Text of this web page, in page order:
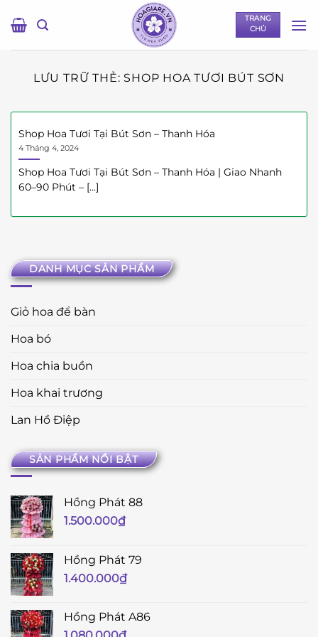
qua
TRANG
CHỦ
LƯU TRỮ THẺ: SHOP HOA TƯƠI BÚT SƠN
Shop Hoa Tươi Tại Bút Sơn – Thanh Hóa
4 Tháng 4, 2024
Shop Hoa Tươi Tại Bút Sơn – Thanh Hóa | Giao Nhanh
60–90 Phút – [...]
DANH MỤC SẢN PHẨM
Giỏ hoa để bàn
Hoa bó
Hoa chia buồn
Hoa khai trương
Lan Hồ Điệp
SẢN PHẨM NỔI BẬT
Hồng Phát 88
1.500.000₫
Hồng Phát 79
1.400.000₫
Hồng Phát A86